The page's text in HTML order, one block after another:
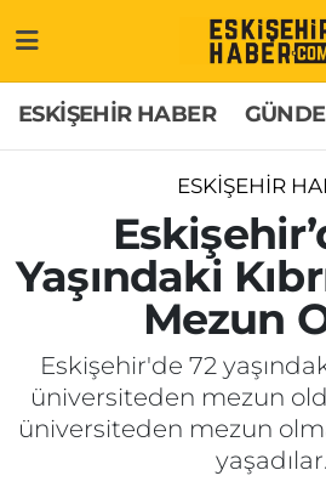
ESKİŞEHİR HABER
ESKİŞEHİR
Yaşındaki
Mezun
Eskişehir'de 72
üniversiteden mezun
üniversiteden mezun
yaşadılar.
GÜNDEM
ASAYİŞ
SİYASET
EKONOMİ
SAĞLIK
Hakkımızda
İletişim
Künye
Odunpazarı Trafik
Süper Lig Puan
Tüm Manşetler
Son Dakika Haberleri
Haber Arşivi